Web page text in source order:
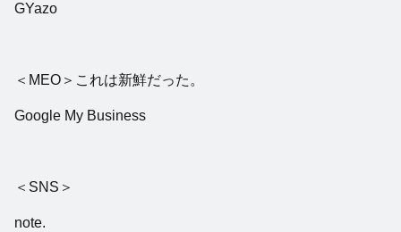
GYazo
＜MEO＞これは新鮮だった。
Google My Business
＜SNS＞
note.